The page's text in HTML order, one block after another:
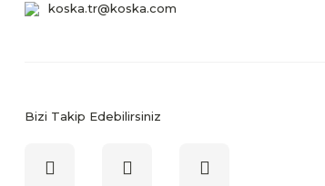
koska.tr@koska.com
Bizi Takip Edebilirsiniz